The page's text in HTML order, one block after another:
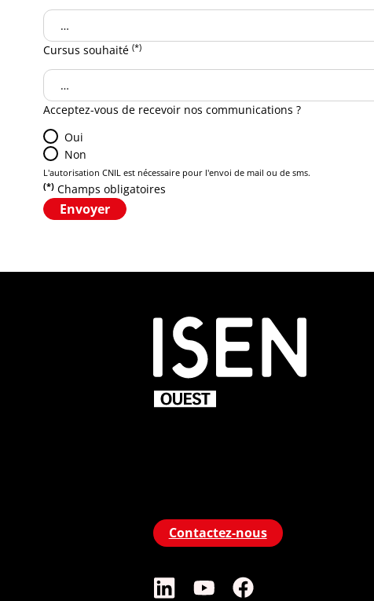
Cursus souhaité(*)
Acceptez-vous de recevoir nos communications ?
Oui
Non
L'autorisation CNIL est nécessaire pour l'envoi de mail ou de sms.
(*) Champs obligatoires
Envoyer
Contactez-nous